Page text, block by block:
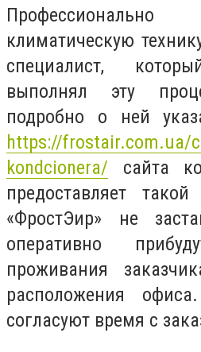
климатическую
специалист,
выполнял эту
подробно о ней
https://frostair.com.ua/
kondcionera/ сайта
предоставляет
«ФростЭир» не
оперативно
проживания
расположения
согласуют время с